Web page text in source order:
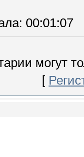
: 00:01:07
могут
[